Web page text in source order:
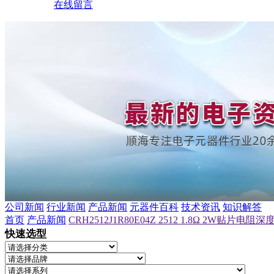
在线留言
公司新闻 行业新闻 产品新闻 元器件百科 技术资讯 知识解答
首页 产品新闻 CRH2512J1R80E04Z 2512 1.8Ω 2W贴片电阻深
快速选型